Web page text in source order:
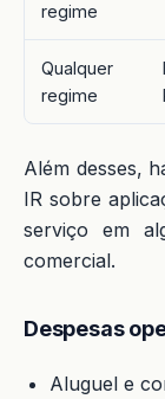
regime
Qualquer
regime
Além desses,
IR sobre
serviço em
comercial.
Despesas
Aluguel e